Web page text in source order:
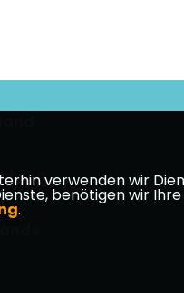
verwenden wir
benötigen wir Ihre
.